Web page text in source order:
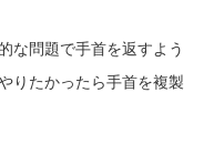
な問題で手首を返すよう
りたかったら手首を複製